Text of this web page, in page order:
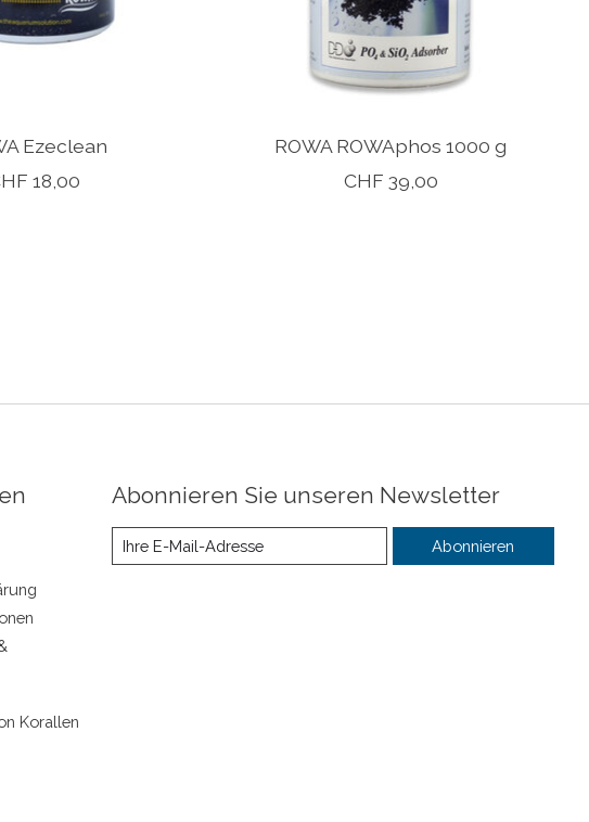
Ezeclean
18,00
ROWA ROWAphos 1000 g
CHF 39,00
Korallen
Abonnieren Sie unseren Newsletter
Abonnieren